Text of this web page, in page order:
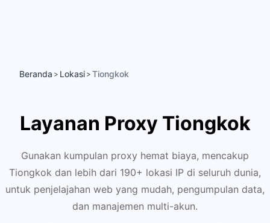
Beranda > Lokasi > Tiongkok
Layanan Proxy Tiongkok
Gunakan kumpulan proxy hemat biaya, mencakup
Tiongkok dan lebih dari 190+ lokasi IP di seluruh dunia,
untuk penjelajahan web yang mudah, pengumpulan data,
dan manajemen multi-akun.